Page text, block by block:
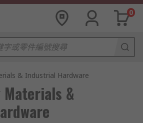
0
& Industrial Hardware
&